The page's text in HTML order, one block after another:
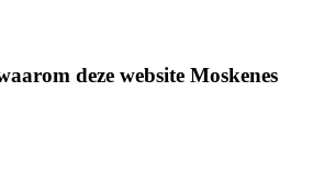
deze website Moskenes